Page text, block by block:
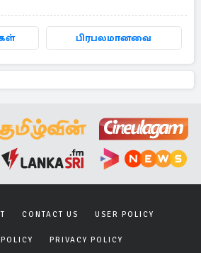
பிரபலமானவை
CONTACT US USER POLICY
PRIVACY POLICY